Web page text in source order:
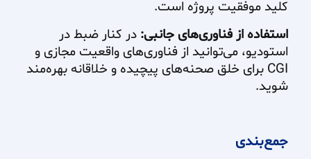
کلید موفقیت پروژه است.
استفاده از فناوری‌های جانبی: در کنار ضبط در
استودیو، می‌توانید از فناوری‌های واقعیت مجازی و
CGI برای خلق صحنه‌های پیچیده و خلاقانه بهره‌مند
شوید.
جمع‌بندی